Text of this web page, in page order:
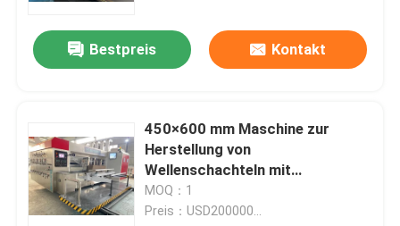
Bestpreis Kontakt
450×600 mm Maschine zur
Herstellung von
Wellenschachteln mit
automatischer Vakuumzufuhr
MOQ：1
Preis：USD200000...